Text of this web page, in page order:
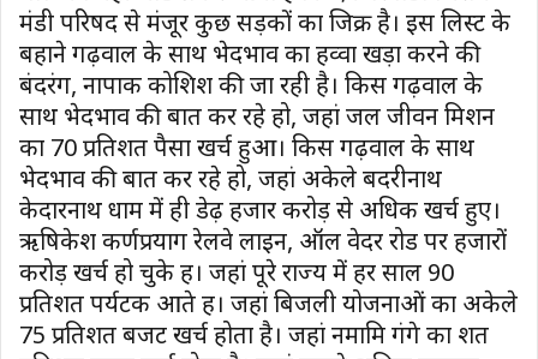
मंडी परिषद से मंजूर कुछ सड़कों का जिक्र है। इस लिस्ट के
बहाने गढ़वाल के साथ भेदभाव का हव्वा खड़ा करने की
बंदरंग, नापाक कोशिश की जा रही है। किस गढ़वाल के
साथ भेदभाव की बात कर रहे हो, जहां जल जीवन मिशन
का 70 प्रतिशत पैसा खर्च हुआ। किस गढ़वाल के साथ
भेदभाव की बात कर रहे हो, जहां अकेले बदरीनाथ
केदारनाथ धाम में ही डेढ़ हजार करोड़ से अधिक खर्च हुए।
ऋषिकेश कर्णप्रयाग रेलवे लाइन, ऑल वेदर रोड पर हजारों
करोड़ खर्च हो चुके हैं। जहां पूरे राज्य में हर साल 90
प्रतिशत पर्यटक आते हैं। जहां बिजली योजनाओं का अकेले
75 प्रतिशत बजट खर्च होता है। जहां नमामि गंगे का शत